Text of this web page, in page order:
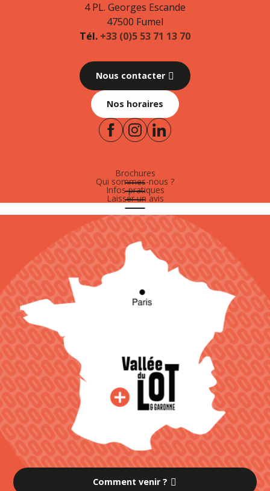
4 PL. Georges Escande
47500 Fumel
Tél. +33 (0)5 53 71 13 70
Nous contacter
Nos horaires
Brochures
Qui sommes-nous ?
Infos pratiques
Laisser un avis
Comment venir ?